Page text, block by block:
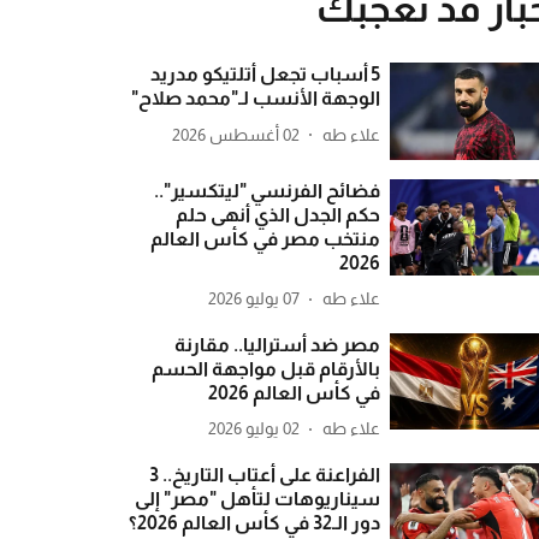
قد تعجبك
5 أسباب تجعل أتلتيكو مدريد
الوجهة الأنسب لـ"محمد صلاح"
علاء طه 02 أغسطس 2026
فضائح الفرنسي "ليتكسير"..
حكم الجدل الذي أنهى حلم
منتخب مصر في كأس العالم
2026
علاء طه 07 يوليو 2026
مصر ضد أستراليا.. مقارنة
بالأرقام قبل مواجهة الحسم
في كأس العالم 2026
علاء طه 02 يوليو 2026
الفراعنة على أعتاب التاريخ.. 3
سيناريوهات لتأهل "مصر" إلى
دور الـ32 في كأس العالم 2026؟